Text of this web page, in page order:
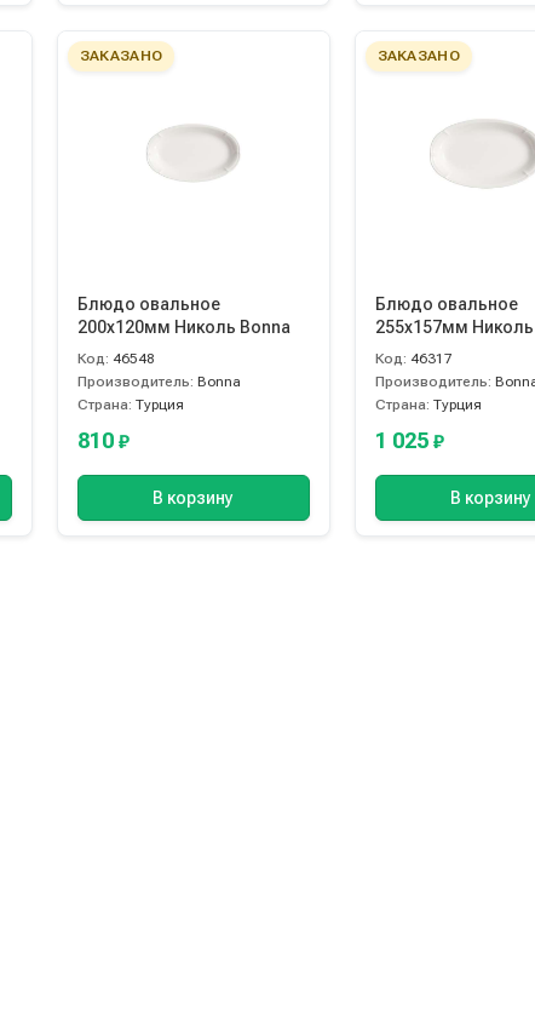
ЗАКАЗАНО
Блюдо овальное
200х120мм Николь Bonna
Код: 46548
Производитель: Bonna
Страна: Турция
810 ₽
В корзину
ЗАКАЗАНО
Блюдо овальное
255х157мм Николь
Код: 46317
Производитель:
Страна: Турция
1 025 ₽
В корзину